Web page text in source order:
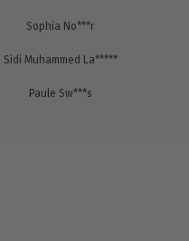
Sophia No***r
Sidi Muhammed La*****
Paule Sw***s